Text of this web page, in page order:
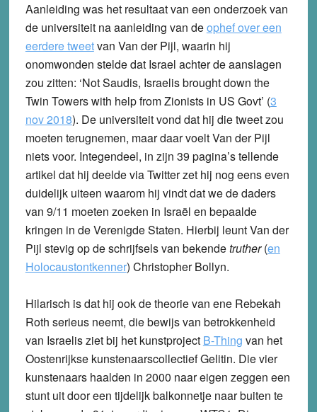
Aanleiding was het resultaat van een onderzoek van
de universiteit na aanleiding van deophef over een
eerdere tweetvan Van der Pijl, waarin hij
onomwonden stelde dat Israel achter de aanslagen
zou zitten: ‘Not Saudis, Israelis brought down the
Twin Towers with help from Zionists in US Govt’ (3
nov 2018). De universiteit vond dat hij die tweet zou
moeten terugnemen, maar daar voelt Van der Pijl
niets voor. Integendeel, in zijn 39 pagina’s tellende
artikel dat hij deelde via Twitter zet hij nog eens even
duidelijk uiteen waarom hij vindt dat we de daders
van 9/11 moeten zoeken in Israël en bepaalde
kringen in de Verenigde Staten. Hierbij leunt Van der
Pijl stevig op de schrijfsels van bekendetruther(en
Holocaustontkenner) Christopher Bollyn.
Hilarisch is dat hij ook de theorie van ene Rebekah
Roth serieus neemt, die bewijs van betrokkenheid
van Israelis ziet bij het kunstproject B-Thing van het
Oostenrijkse kunstenaarscollectief Gelitin. Die vier
kunstenaars haalden in 2000 naar eigen zeggen een
stunt uit door een tijdelijk balkonnetje naar buiten te